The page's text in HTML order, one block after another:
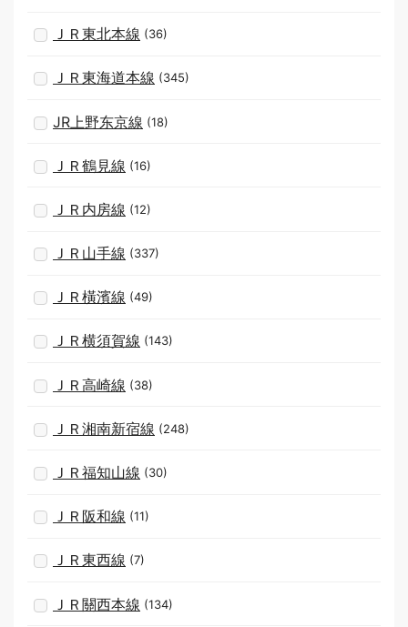
ＪＲ東北本線 (36)
ＪＲ東海道本線 (345)
JR上野东京線 (18)
ＪＲ鶴見線 (16)
ＪＲ内房線 (12)
ＪＲ山手線 (337)
ＪＲ橫濱線 (49)
ＪＲ横須賀線 (143)
ＪＲ高崎線 (38)
ＪＲ湘南新宿線 (248)
ＪＲ福知山線 (30)
ＪＲ阪和線 (11)
ＪＲ東西線 (7)
ＪＲ關西本線 (134)